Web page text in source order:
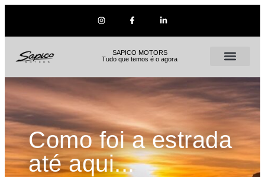
SAPICO MOTORS
Tudo que temos é o agora
Como foi a estrada
até aqui...